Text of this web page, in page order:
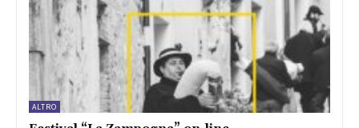
ALTRO